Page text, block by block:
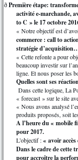
ð Première étape:
activité e-marchande,
to C » le 17 octobre
« Notre objectif est
commerce : call to
stratégie
« Cette refonte a pour
beaucoup investir sur
ligne. Et nous poser les
Quelles sont ses
Dans cette logique, La
« forecast » sur le site
« Nous avons analysé
produits proposés, soit
A l’heure du « mobile
pour 2017.
L’objectif :« avoir accès
Dans le cadre de cette
pour accroître la